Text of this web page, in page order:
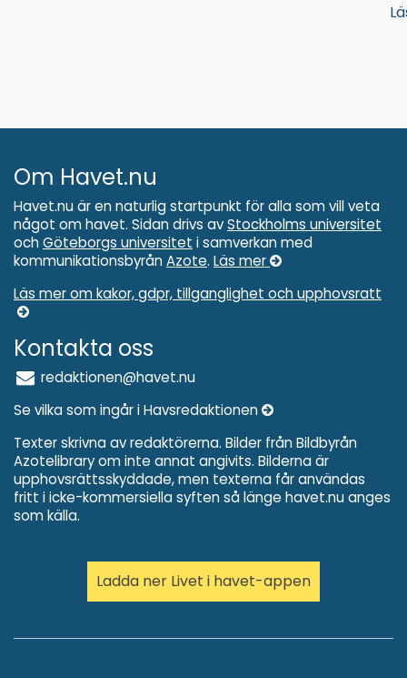
Om Havet.nu
Havet.nu är en naturlig startpunkt för alla som vill veta
något om havet. Sidan drivs avStockholms universitet
och Göteborgs universitet i samverkan med
kommunikationsbyrån Azote. Läs mer
Läs mer om kakor, gdpr, tillganglighet och upphovsratt
Kontakta oss
redaktionen@havet.nu
Se vilka som ingår i Havsredaktionen
Texter skrivna av redaktörerna. Bilder från Bildbyrån
Azotelibrary om inte annat angivits. Bilderna är
upphovsrättsskyddade, men texterna får användas
fritt i icke-kommersiella syften så länge havet.nu anges
som källa.
Ladda ner Livet i havet-appen